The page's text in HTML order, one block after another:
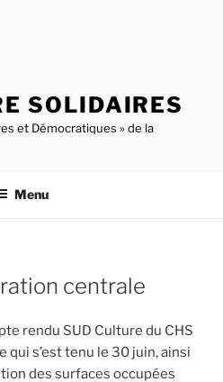
SOLIDAIRES
et Démocratiques » de la
Menu
centrale
rendu SUD Culture du CHS
qui s’est tenu le 30 juin, ainsi
des surfaces occupées